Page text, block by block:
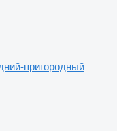
пригородный